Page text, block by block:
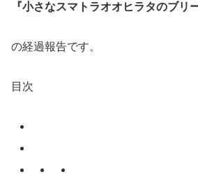
『小さなスマトラオオヒラタのブリ
の経過報告です。
目次